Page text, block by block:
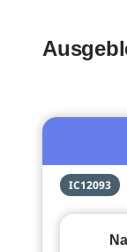
IC12093